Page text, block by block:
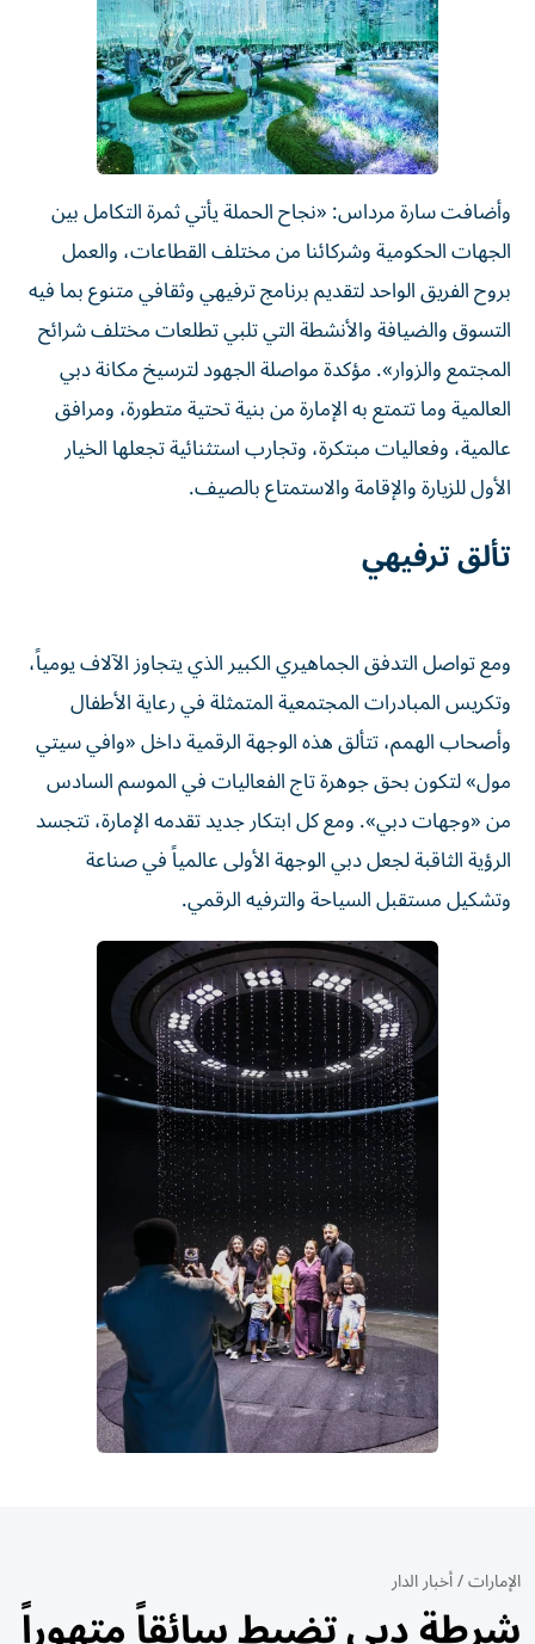
وأضافت سارة مرداس: «نجاح الحملة يأتي ثمرة التكامل بين
الجهات الحكومية وشركائنا من مختلف القطاعات، والعمل
بروح الفريق الواحد لتقديم برنامج ترفيهي وثقافي متنوع بما فيه
التسوق والضيافة والأنشطة التي تلبي تطلعات مختلف شرائح
المجتمع والزوار». مؤكدة مواصلة الجهود لترسيخ مكانة دبي
العالمية وما تتمتع به الإمارة من بنية تحتية متطورة، ومرافق
عالمية، وفعاليات مبتكرة، وتجارب استثنائية تجعلها الخيار
الأول للزيارة والإقامة والاستمتاع بالصيف.
تألق ترفيهي
ومع تواصل التدفق الجماهيري الكبير الذي يتجاوز الآلاف يومياً،
وتكريس المبادرات المجتمعية المتمثلة في رعاية الأطفال
وأصحاب الهمم، تتألق هذه الوجهة الرقمية داخل «وافي سيتي
مول» لتكون بحق جوهرة تاج الفعاليات في الموسم السادس
من «وجهات دبي». ومع كل ابتكار جديد تقدمه الإمارة، تتجسد
الرؤية الثاقبة لجعل دبي الوجهة الأولى عالمياً في صناعة
وتشكيل مستقبل السياحة والترفيه الرقمي.
الإمارات/أخبار الدار